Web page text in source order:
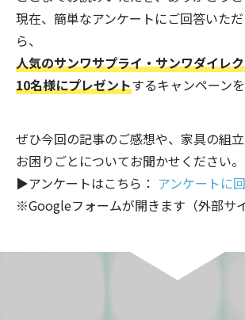
現在、簡単なアンケートにご回答いた
ら、
人気のサンワサプライ・サンワダイレ
10名様にプレゼントするキャンペーンを
ぜひ今回の記事のご感想や、家具の組
お困りごとについてお聞かせください。
▶アンケートはこちら： アンケートに
※Googleフォームが開きます（外部サイ